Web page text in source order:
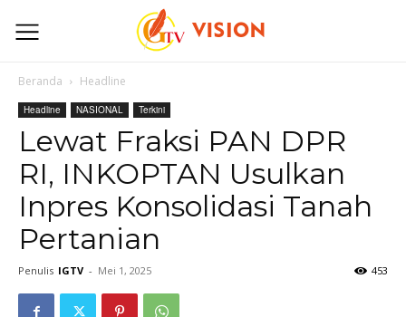
Beranda Headline
Headline NASIONAL Terkini
Lewat Fraksi PAN DPR
RI, INKOPTAN Usulkan
Inpres Konsolidasi Tanah
Pertanian
Penulis IGTV - Mei 1, 2025 453